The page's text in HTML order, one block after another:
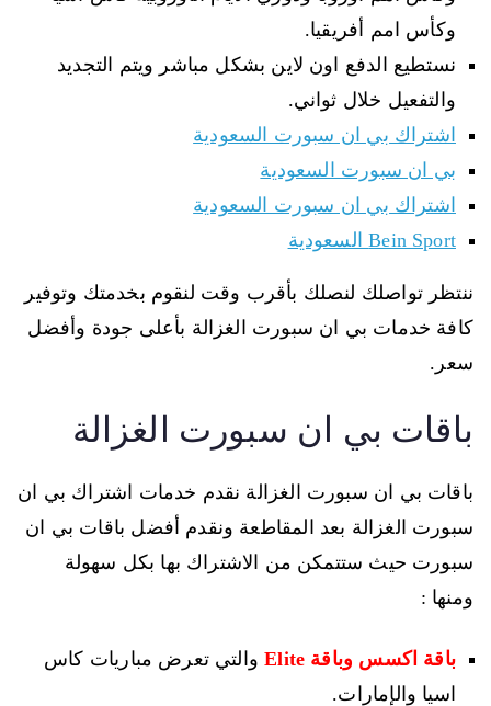
وكأس امم أفريقيا.
نستطيع الدفع اون لاين بشكل مباشر ويتم التجديد
والتفعيل خلال ثواني.
اشتراك بي ان سبورت السعودية
بي ان سبورت السعودية
اشتراك بي ان سبورت السعودية
Bein Sport السعودية
ننتظر تواصلك لنصلك بأقرب وقت لنقوم بخدمتك وتوفير
كافة خدمات بي ان سبورت الغزالة بأعلى جودة وأفضل
سعر.
باقات بي ان سبورت الغزالة
باقات بي ان سبورت الغزالة نقدم خدمات اشتراك بي ان
سبورت الغزالة بعد المقاطعة ونقدم أفضل باقات بي ان
سبورت حيث ستتمكن من الاشتراك بها بكل سهولة
ومنها :
باقة اكسس وباقة Elite
والتي تعرض مباريات كاس
اسيا والإمارات.